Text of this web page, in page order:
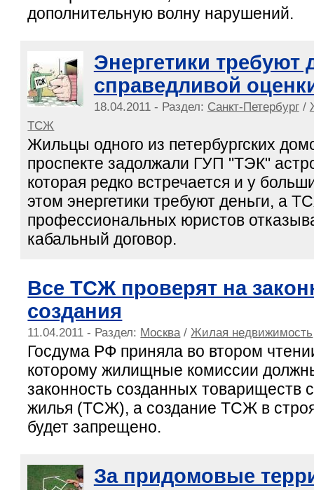
дополнительную волну нарушений.
Энергетики требуют
справедливой
18.04.2011 - Раздел: Санкт-Петербург/
ТСЖ
Жильцы одного из петербургских
проспекте задолжали ГУП "ТЭК"
которая редко встречается и у
этом энергетики требуют деньги, а
профессиональных юристов
кабальный договор.
Все ТСЖ проверят на
создания
11.04.2011 - Раздел: Москва / Жилая недвижимость
Госдума РФ приняла во втором
которому жилищные комиссии
законность созданных товариществ
жилья (ТСЖ), а создание ТСЖ в
будет запрещено.
За придомовые